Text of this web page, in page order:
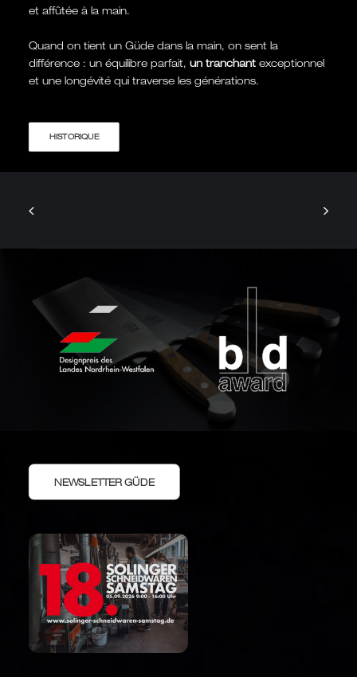
et affûtée à la main.
Quand on tient un Güde dans la main, on sent la
différence : un équilibre parfait, un tranchant exceptionnel
et une longévité qui traverse les générations.
HISTORIQUE
NEWSLETTER GÜDE